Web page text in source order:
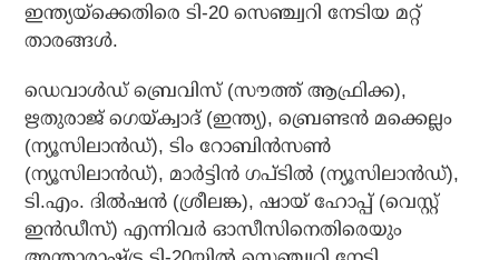
ഇന്ത്യയ്‌ക്കെതിരെ ടി-20 സെഞ്ച്വറി നേടിയ മറ്റ്
താരങ്ങള്‍.
ഡെവാള്‍ഡ് ബ്രെവിസ് (സൗത്ത് ആഫ്രിക്ക),
ഋതുരാജ് ഗെയ്ക്വാദ് (ഇന്ത്യ), ബ്രെണ്ടന്‍ മക്കെല്ലം
(ന്യൂസിലാന്‍ഡ്), ടിം റോബിന്‍സണ്‍
(ന്യൂസിലാന്‍ഡ്), മാര്‍ട്ടിന്‍ ഗപ്ടില്‍ (ന്യൂസിലാന്‍ഡ്),
ടി.എം. ദില്‍ഷന്‍ (ശ്രീലങ്ക), ഷായ് ഹോപ്പ് (വെസ്റ്റ്
ഇന്‍ഡീസ്) എന്നിവര്‍ ഓസീസിനെതിരെയും